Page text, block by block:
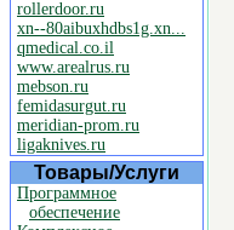
rollerdoor.ru
xn--80aibuxhdbs1g.xn...
qmedical.co.il
www.arealrus.ru
mebson.ru
femidasurgut.ru
meridian-prom.ru
ligaknives.ru
Товары/Услуги
Программное
обеспечение